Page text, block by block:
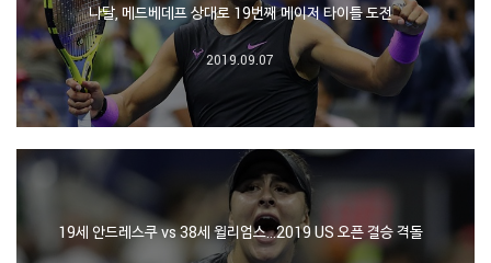
나달, 메드베데프 상대로 19번째 메이저 타이틀 도전
2019.09.07
19세 안드레스쿠 vs 38세 윌리엄스…2019 US 오픈 결승 격돌